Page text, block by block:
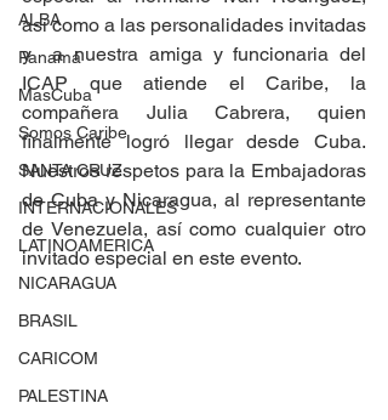
ALBA
Panamá
MasCuba
Somos Caribe
SANTA CRUZ
INTERNACIONALES
LATINOAMERICA
NICARAGUA
BRASIL
CARICOM
PALESTINA
así como a las personalidades invitadas
y  a nuestra amiga y funcionaria del
ICAP que atiende el Caribe, la
compañera Julia Cabrera, quien
finalmente logró llegar desde Cuba.
Nuestros respetos para la Embajadoras
de Cuba y Nicaragua, al representante
de Venezuela, así como cualquier otro
invitado especial en este evento.